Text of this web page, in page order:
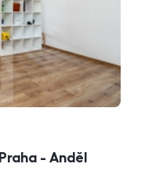
- Anděl